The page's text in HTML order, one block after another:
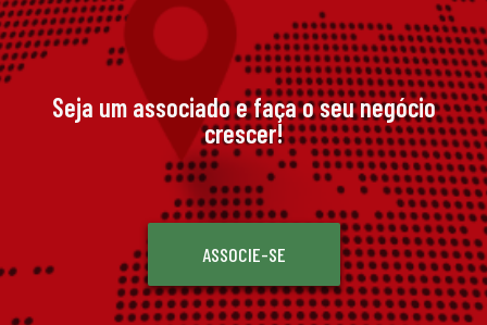
Seja um associado e faça o seu negócio
crescer!
ASSOCIE-SE